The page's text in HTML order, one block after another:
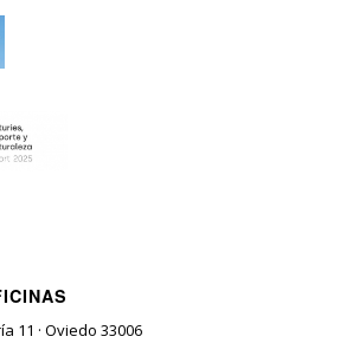
11 · Oviedo 33006